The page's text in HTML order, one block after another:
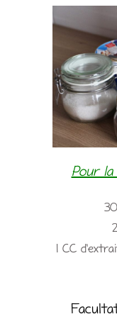
Pour la
1 CC